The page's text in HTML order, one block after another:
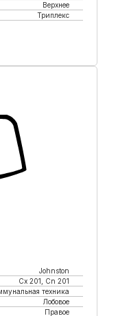
Верхнее
Триплекс
Johnston
Cx 201, Cn 201
техника
Лобовое
Правое